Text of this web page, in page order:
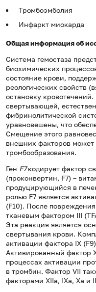
Тромбоэмболия
Инфаркт миокарда
Общая информация об
Система гемостаза
биохимических
состояние крови,
реологических свойств
остановку
свертывающей,
фибринолитической
уравновешены, что
Смещение этого
внешних факторов
тромбообразования.
Ген F7кодирует фактор
(проконвертин, F7) –
продуцирующийся в
ролью F7 является
(F10). После
тканевым фактором III
Эта реакция является
свертывания крови.
активации фактора IX
Активированный фактор
процессах активации
в тромбин. Фактор VII
факторами XIIa, IXa, Ха и